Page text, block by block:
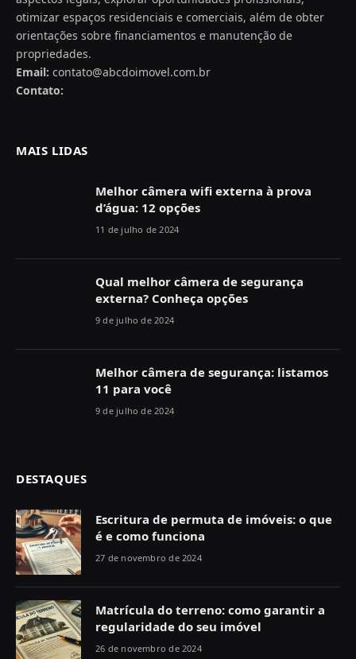
otimizar espaços residenciais e comerciais, além de obter
orientações sobre financiamentos e manutenção de
propriedades.
Email: contato@abcdoimovel.com.br
Contato:
MAIS LIDAS
Melhor câmera wifi externa à prova
d’água: 12 opções
11 de julho de 2024
Qual melhor câmera de segurança
externa? Conheça opções
9 de julho de 2024
Melhor câmera de segurança: listamos
11 para você
9 de julho de 2024
DESTAQUES
Escritura de permuta de imóveis: o que
é e como funciona
27 de novembro de 2024
Matrícula do terreno: como garantir a
regularidade do seu imóvel
26 de novembro de 2024